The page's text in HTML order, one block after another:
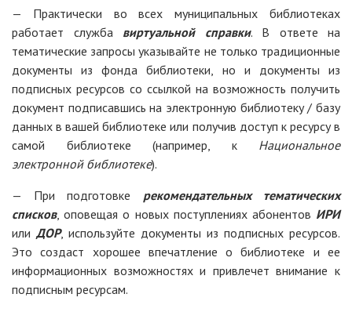
— Практически во всех муниципальных библиотеках
работает служба виртуальной справки. В ответе на
тематические запросы указывайте не только традиционные
документы из фонда библиотеки, но и документы из
подписных ресурсов со ссылкой на возможность получить
документ подписавшись на электронную библиотеку / базу
данных в вашей библиотеке или получив доступ к ресурсу в
самой библиотеке (например, к Национальное
электронной библиотеке).
— При подготовке рекомендательных тематических
списков, оповещая о новых поступлениях абонентов ИРИ
или ДОР, используйте документы из подписных ресурсов.
Это создаст хорошее впечатление о библиотеке и ее
информационных возможностях и привлечет внимание к
подписным ресурсам.